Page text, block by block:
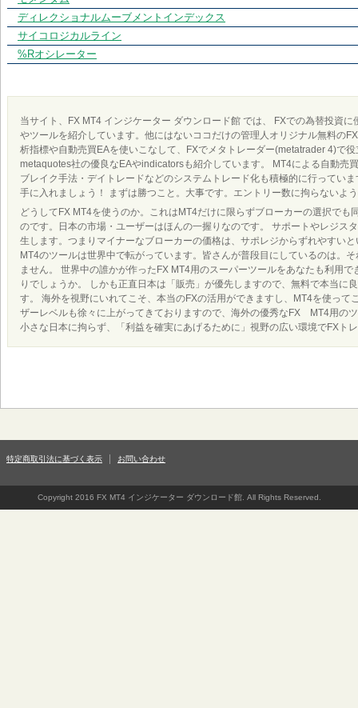
ディレクショナルムーブメントインデックス
サイコロジカルライン
%Rオシレーター
当サイト、FX MT4 インジケーター ダウンロード館 では、 FXでの為替投資
やツールを紹介しています。他にはないココだけの管理人オリジナル無料の
析指標や自動売買EAを使いこなして、FXでメタトレーダー(metatrader 4)で
metaquotes社の優良なEAやindicatorsも紹介しています。 MT4による自動売
ブレイク手法・デイトレードなどのシステムトレード化も積極的に行ってい
手に入れましょう！ まずは勝つこと。大事です。エントリー数に拘らないよ
どうしてFX MT4を使うのか。これはMT4だけに限らずブローカーの選択でも
のです。日本の市場・ユーザーはほんの一握りなのです。 サポートやレジス
生します。つまりマイナーなブローカーの価格は、サポレジからずれやすい
MT4のツールは世界中で転がっています。皆さんが普段目にしているのは。
ません。 世界中の誰かが作ったFX MT4用のスーパーツールをあなたも利用
りでしょうか。 しかも正直日本は「販売」が優先しますので、無料で本当に
す。 海外を視野にいれてこそ、本当のFXの活用ができますし、MT4を使って
ザーレベルも徐々に上がってきておりますので、海外の優秀なFX MT4用の
小さな日本に拘らず、「利益を確実にあげるために」視野の広い環境でFXト
特定商取引法に基づく表示 お問い合わせ
Copyright 2016 FX MT4 インジケーター ダウンロード館. All Rights Reserved.